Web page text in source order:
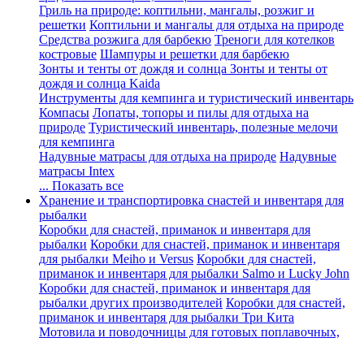
Гриль на природе: коптильни, мангалы, розжиг и
решетки Коптильни и мангалы для отдыха на природе
Средства розжига для барбекю Треноги для котелков
костровые Шампуры и решетки для барбекю
Зонты и тенты от дождя и солнца Зонты и тенты от
дождя и солнца Kaida
Инструменты для кемпинга и туристический инвентарь
Компасы Лопаты, топоры и пилы для отдыха на
природе Туристический инвентарь, полезные мелочи
для кемпинга
Надувные матрасы для отдыха на природе Надувные
матрасы Intex
... Показать все
Хранение и транспортировка снастей и инвентаря для
рыбалки
Коробки для снастей, приманок и инвентаря для
рыбалки Коробки для снастей, приманок и инвентаря
для рыбалки Meiho и Versus Коробки для снастей,
приманок и инвентаря для рыбалки Salmo и Lucky John
Коробки для снастей, приманок и инвентаря для
рыбалки других производителей Коробки для снастей,
приманок и инвентаря для рыбалки Три Кита
Мотовила и поводочницы для готовых поплавочных,